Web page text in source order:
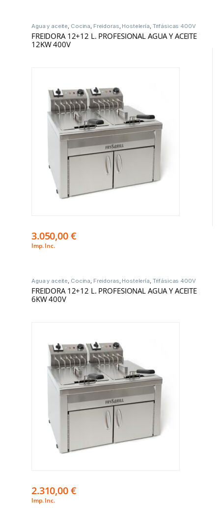
Agua y aceite, Cocina, Freidoras, Hostelería, Trifásicas 400V
FREIDORA 12+12 L. PROFESIONAL AGUA Y ACEITE
12KW 400V
3.050,00€
Imp. Inc.
Agua y aceite, Cocina, Freidoras, Hostelería, Trifásicas 400V
FREIDORA 12+12 L. PROFESIONAL AGUA Y ACEITE
6KW 400V
2.310,00€
Imp. Inc.